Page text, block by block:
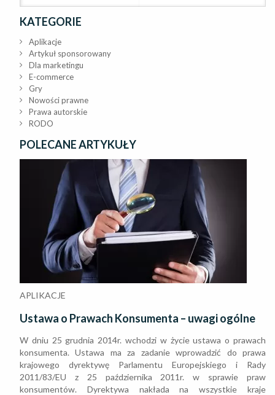
KATEGORIE
Aplikacje
Artykuł sponsorowany
Dla marketingu
E-commerce
Gry
Nowości prawne
Prawa autorskie
RODO
POLECANE ARTYKUŁY
APLIKACJE
Ustawa o Prawach Konsumenta – uwagi ogólne
W dniu 25 grudnia 2014r. wchodzi w życie ustawa o prawach
konsumenta. Ustawa ma za zadanie wprowadzić do prawa
krajowego dyrektywę Parlamentu Europejskiego i Rady
2011/83/EU z 25 października 2011r. w sprawie praw
konsumentów. Dyrektywa nakłada na wszystkie kraje